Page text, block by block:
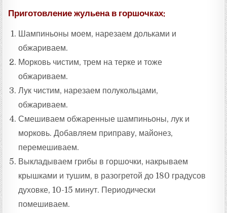
Приготовление жульена в горшочках:
Шампиньоны моем, нарезаем дольками и
обжариваем.
Морковь чистим, трем на терке и тоже
обжариваем.
Лук чистим, нарезаем полукольцами,
обжариваем.
Смешиваем обжаренные шампиньоны, лук и
морковь. Добавляем приправу, майонез,
перемешиваем.
Выкладываем грибы в горшочки, накрываем
крышками и тушим, в разогретой до 180 градусов
духовке, 10-15 минут. Периодически
помешиваем.